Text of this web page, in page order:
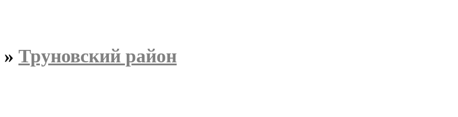
» Труновский район